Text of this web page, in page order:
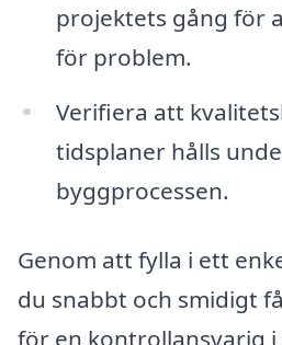
projektets gång för
för problem.
Verifiera att
tidsplaner hålls
byggprocessen.
Genom att fylla i ett
du snabbt och smidigt
för en kontrollansvarig